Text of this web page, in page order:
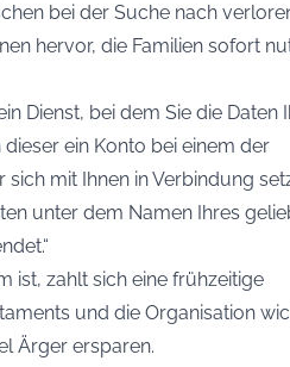
bei der Suche nach
hervor, die Familien sofort
Dienst, bei dem Sie die Daten
ein Konto bei einem der
mit Ihnen in Verbindung
unter dem Namen Ihres
ist, zahlt sich eine frühzeitige
und die Organisation
Ärger ersparen.